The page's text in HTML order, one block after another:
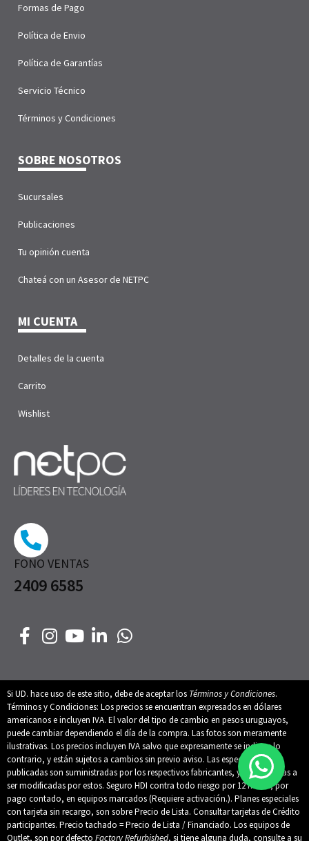
FONO VENTAS
2409 6585
Formas de Pago
Política de Envio
Política de Garantías
Servicio Técnico
Términos y Condiciones
SOBRE NOSOTROS
Sucursales
Publicaciones
Tu opinión cuenta
Chateá con un Asesor de NETPC
MI CUENTA
Detalles de la cuenta
Carrito
Wishlist
Si UD. hace uso de este sitio, debe de aceptar los Términos y Condiciones.
Términos y Condiciones: Los precios se encuentran expresados en dólares
americanos e incluyen IVA. El valor del tipo de cambio en pesos uruguayos,
puede cambiar dependiendo el día de la compra. Las fotos son meramente
ilustrativas. Los precios incluyen IVA salvo que expresamente se indique lo
contrario, y están sujetos a cambios sin previo aviso. Las especificaciones
publicadas son suministradas por los respectivos fabricantes, y están sujetas a
ser modificadas por estos. Seguro HDI contra todo riesgo por 12 meses, por
pago contado, en equipos marcados (Requiere activación.). Planes especiales
con tarjeta sin recargo, son sobre Precio de Lista. Consultar tarjetas de Crédito
participantes. Precio tachado = Precio de Lista / Financiado. Los equipos de
Outlet, son por defecto Factory Refurbished, si tiene alguna duda, consulte a su